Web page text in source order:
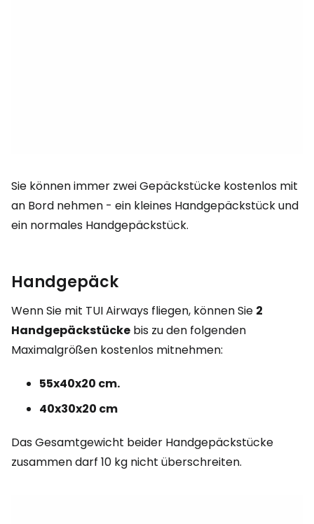
Sie können immer zwei Gepäckstücke kostenlos mit
an Bord nehmen - ein kleines Handgepäckstück und
ein normales Handgepäckstück.
Handgepäck
Wenn Sie mit TUI Airways fliegen, können Sie 2
Handgepäckstücke bis zu den folgenden
Maximalgrößen kostenlos mitnehmen:
55x40x20 cm.
40x30x20 cm
Das Gesamtgewicht beider Handgepäckstücke
zusammen darf 10 kg nicht überschreiten.